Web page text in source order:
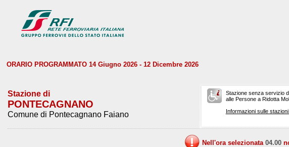
ORARIO PROGRAMMATO 14 Giugno 2026 - 12 Dicembre 2026
Stazione di
PONTECAGNANO
Comune di Pontecagnano Faiano
Stazione senza servizio
alle Persone a Ridotta
Informazioni sulle
Nell'ora selezionata 04.00